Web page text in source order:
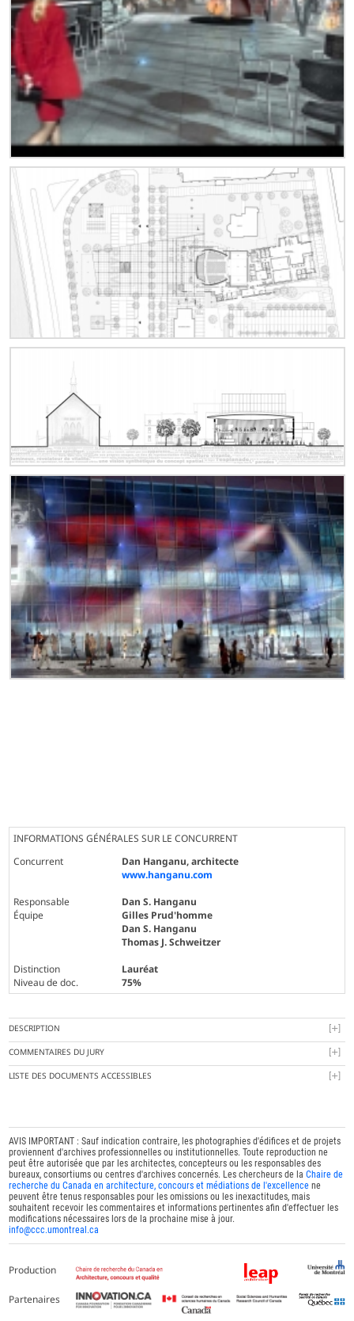
INFORMATIONS GÉNÉRALES SUR LE CONCURRENT
Concurrent
Dan Hanganu, architecte
www.hanganu.com
Responsable
Dan S. Hanganu
Équipe
Gilles Prud'homme
Dan S. Hanganu
Thomas J. Schweitzer
Distinction
Lauréat
Niveau de doc.
75%
DESCRIPTION
COMMENTAIRES DU JURY
LISTE DES DOCUMENTS ACCESSIBLES
AVIS IMPORTANT : Sauf indication contraire, les photographies d'édifices et de projets
proviennent d'archives professionnelles ou institutionnelles. Toute reproduction ne
peut être autorisée que par les architectes, concepteurs ou les responsables des
bureaux, consortiums ou centres d'archives concernés. Les chercheurs de laChaire de
recherche du Canada en architecture, concours et médiations de l'excellence ne
peuvent être tenus responsables pour les omissions ou les inexactitudes, mais
souhaitent recevoir les commentaires et informations pertinentes afin d'effectuer les
modifications nécessaires lors de la prochaine mise à jour.
info@ccc.umontreal.ca
Production
Partenaires